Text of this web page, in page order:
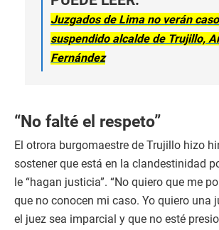
Juzgados de Lima no verán
suspendido alcalde de Trujillo,
Fernández
“No falté el respeto”
El otrora burgomaestre de Trujillo hizo
sostener que está en la clandestinidad
le “hagan justicia”. “No quiero que me
que no conocen mi caso. Yo quiero una
el juez sea imparcial y que no esté